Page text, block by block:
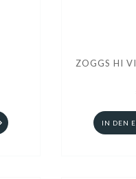
ZOGGS HI
IN DEN